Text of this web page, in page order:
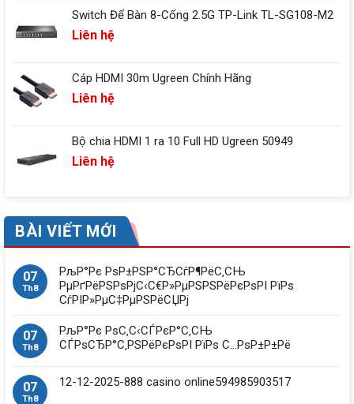
Switch Để Bàn 8-Cổng 2.5G TP-Link TL-SG108-M2
Liên hệ
Cáp HDMI 30m Ugreen Chính Hãng
Liên hệ
Bộ chia HDMI 1 ra 10 Full HD Ugreen 50949
Liên hệ
BÀI VIẾT MỚI
07
Th8
РљР°Рє РѕР±РЅР°СЂСѓР¶РёС‚СЊ
РµРґРёРЅРѕРјС‹С€Р»РµРЅРЅРёРєРѕРІ РїРѕ
СѓРІР»РµС‡РµРЅРёСЏРј
07
Th8
РљР°Рє РѕС‚С‹СЃРєР°С‚СЊ
СЃРѕСЂР°С‚РЅРёРєРѕРІ РїРѕ С…РѕР±Р±Рё
07
Th8
12-12-2025-888 casino online594985903517